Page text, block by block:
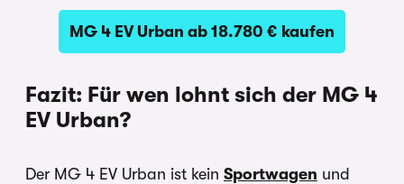
MG 4 EV Urban ab 18.780 € kaufen
Fazit: Für wen lohnt sich der MG 4
EV Urban?
Der MG 4 EV Urban ist kein Sportwagen und